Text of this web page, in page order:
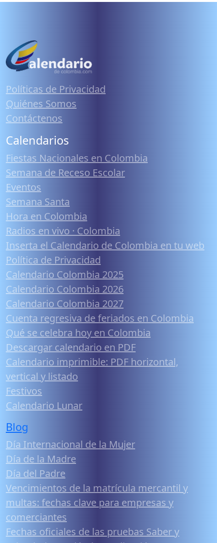
Políticas de Privacidad
Quiénes Somos
Contáctenos
Calendarios
Fiestas Nacionales en Colombia
Semana de Receso Escolar
Eventos
Semana Santa
Hora en Colombia
Radios en vivo · Colombia
Inserta el Calendario de Colombia en tu web
Política de Privacidad
Calendario Colombia 2025
Calendario Colombia 2026
Calendario Colombia 2027
Cuenta regresiva de feriados en Colombia
Qué se celebra hoy en Colombia
Descargar calendario en PDF
Calendario imprimible: PDF horizontal,
vertical y listado
Festivos
Calendario Lunar
Blog
Día Internacional de la Mujer
Día de la Madre
Día del Padre
Vencimientos de la matrícula mercantil y
multas: fechas clave para empresas y
comerciantes
Fechas oficiales de las pruebas Saber y